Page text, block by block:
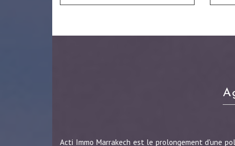
Acti Immo Marrakech est le prolongement d'une